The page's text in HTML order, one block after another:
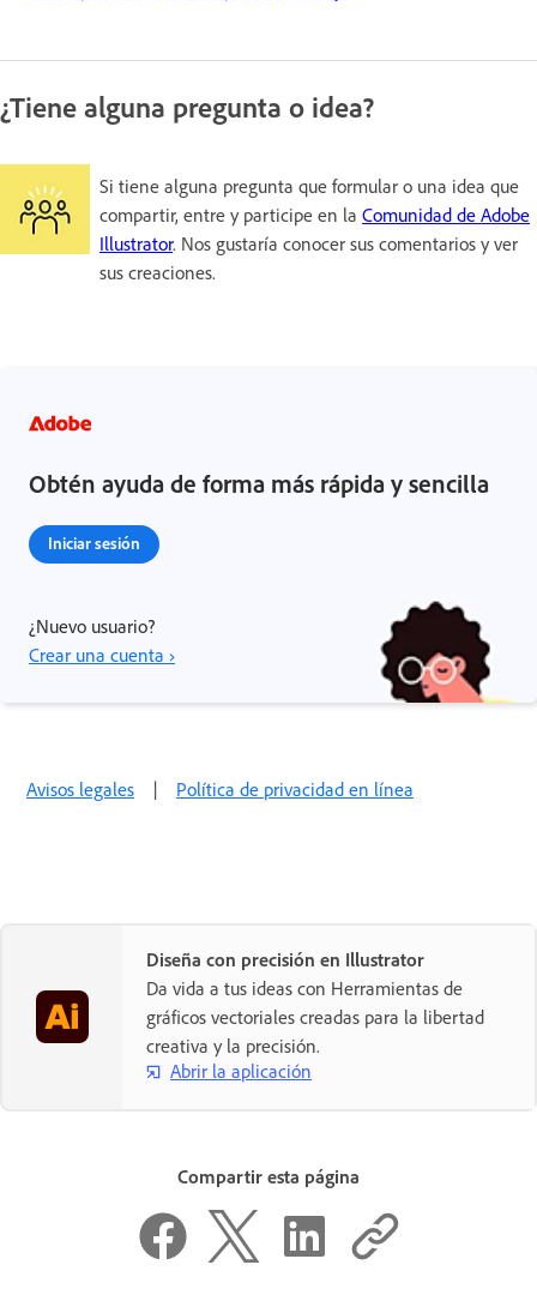
¿Tiene alguna pregunta o idea?
Si tiene alguna pregunta que formular o una idea que
compartir, entre y participe en la Comunidad de Adobe
Illustrator. Nos gustaría conocer sus comentarios y ver
sus creaciones.
Obtén ayuda de forma más rápida y sencilla
Iniciar sesión
¿Nuevo usuario?
Crear una cuenta ›
Avisos legales | Política de privacidad en línea
Diseña con precisión en Illustrator
Da vida a tus ideas con Herramientas de
gráficos vectoriales creadas para la libertad
creativa y la precisión.
Abrir la aplicación
Compartir esta página